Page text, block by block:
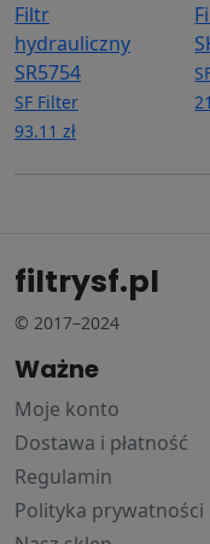
Filtr
hydrauliczny
SR5754
SF Filter
93.11 zł
filtrysf.pl
© 2017–2024
Ważne
Moje konto
Dostawa i płatność
Regulamin
Polityka prywatności